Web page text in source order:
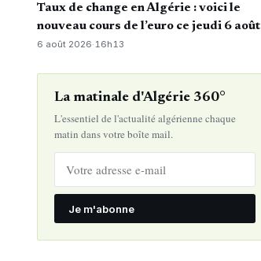
Taux de change en Algérie : voici le
nouveau cours de l’euro ce jeudi 6 août
6 août 2026· 16h13
La matinale d'Algérie 360°
L'essentiel de l'actualité algérienne chaque
matin dans votre boîte mail.
Je m'abonne